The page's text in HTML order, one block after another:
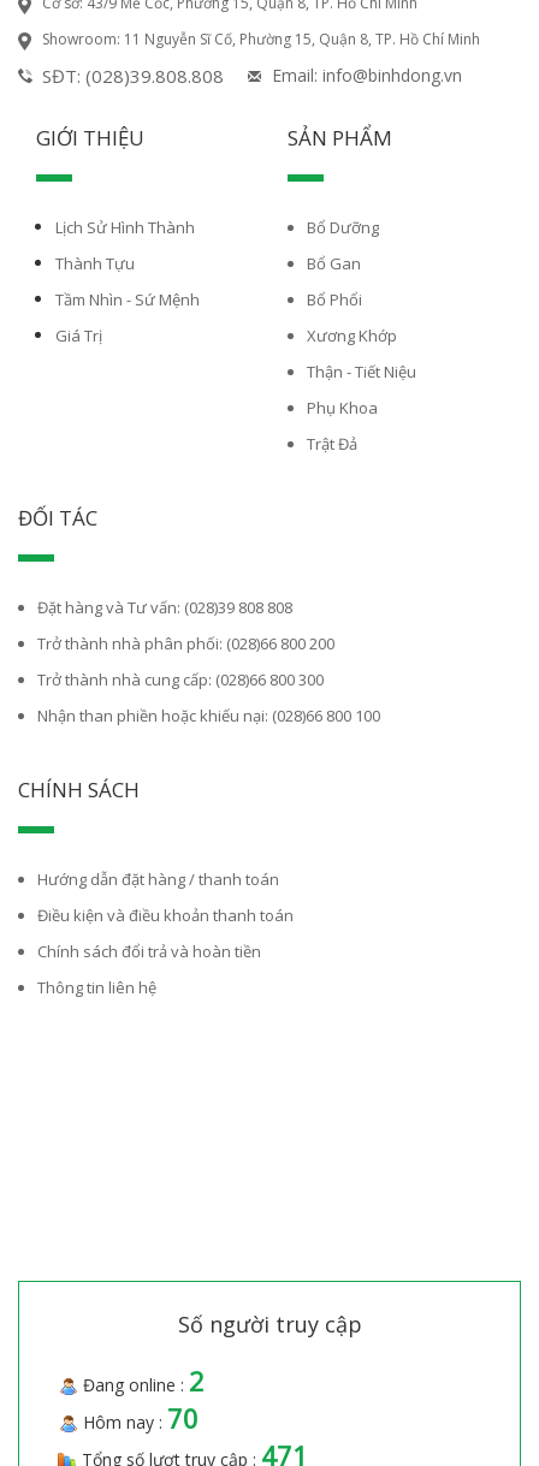
Showroom: 11 Nguyễn Sĩ Cố, Phường 15, Quận 8, TP. Hồ Chí Minh
SĐT: (028)39.808.808 Email: info@binhdong.vn
GIỚI THIỆU
Lịch Sử Hình Thành
Thành Tựu
Tầm Nhìn - Sứ Mệnh
Giá Trị
SẢN PHẨM
Bổ Dưỡng
Bổ Gan
Bổ Phổi
Xương Khớp
Thận - Tiết Niệu
Phụ Khoa
Trật Đả
ĐỐI TÁC
Đặt hàng và Tư vấn: (028)39 808 808
Trở thành nhà phân phối: (028)66 800 200
Trở thành nhà cung cấp: (028)66 800 300
Nhận than phiền hoặc khiếu nại: (028)66 800 100
CHÍNH SÁCH
Hướng dẫn đặt hàng / thanh toán
Điều kiện và điều khoản thanh toán
Chính sách đổi trả và hoàn tiền
Thông tin liên hệ
Số người truy cập
Đang online : 2
Hôm nay : 70
Tổng số lượt truy cập : 471